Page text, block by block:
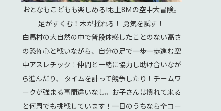
おとなもこどもも楽しめる!地上8Ｍの空中大冒険。
足がすくむ！木が揺れる！ 勇気を試す！
白馬村の大自然の中で普段体感したことのない高さ
の恐怖心と戦いながら、自分の足で一歩一歩進む空
中アスレチック！仲間と一緒に協力し助け合いなが
ら進んだり、 タイムを計って競争したり！チームワ
ークが強まる事間違いなし。お子さんは慣れて来る
と何周でも挑戦しています！一日のうちなら全コー